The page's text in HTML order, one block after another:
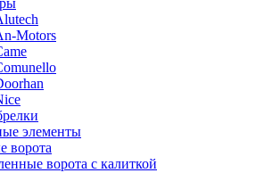
Motors
элементы
ворота
ворота с калиткой